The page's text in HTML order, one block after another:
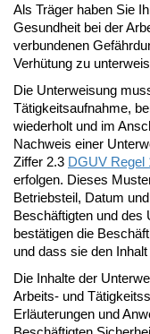
Als Träger haben Sie
Gesundheit bei der
verbundenen
Verhütung zu
Die Unterweisung
Tätigkeitsaufnahme,
wiederholt und im
Nachweis einer
Ziffer 2.3 DGUV Regel
erfolgen. Dieses
Betriebsteil, Datum
Beschäftigten und des
bestätigen die
und dass sie den
Die Inhalte der
Arbeits- und
Erläuterungen und